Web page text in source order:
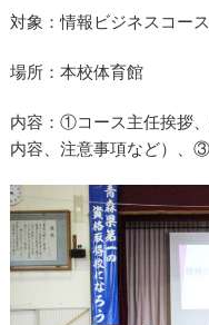
情報コース
対象：情報ビジネスコー
場所：本校体育館
内容：①コース主任挨拶
内容、注意事項など）